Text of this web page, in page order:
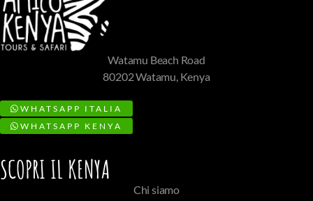
Watamu Beach Road
80202 Watamu, Kenya
WHATSAPP ITALIA
WHATSAPP KENYA
SCOPRI IL KENYA
Chi siamo